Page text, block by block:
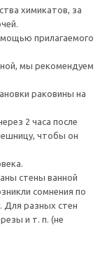
химикатов, за
прилагаемого
мы рекомендуем
раковины на
2 часа после
чтобы он
стены ванной
сомнения по
Для разных стен
и т. п. (не